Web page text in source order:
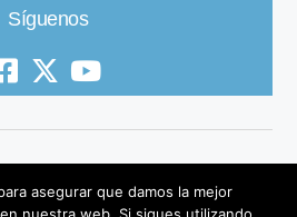
Síguenos
asegurar que damos la mejor